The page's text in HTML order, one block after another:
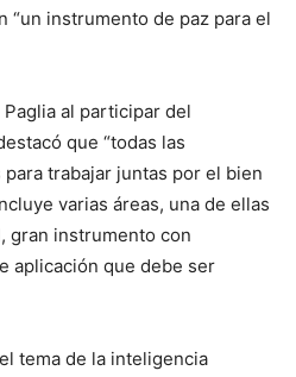
“un instrumento de paz para el
al participar del
que “todas las
trabajar juntas por el bien
varias áreas, una de ellas
gran instrumento con
aplicación que debe ser
tema de la inteligencia